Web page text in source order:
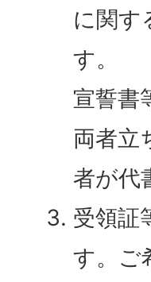
に関す
す。
宣誓書
両者立
者が代
受領証
す。ご